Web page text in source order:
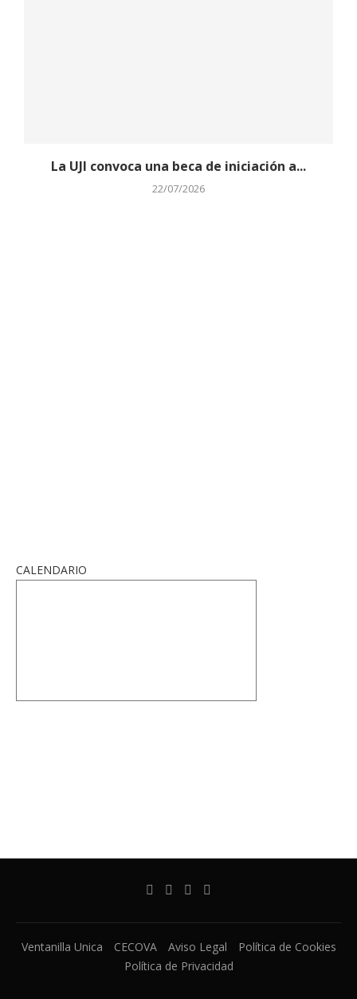
La UJI convoca una beca de iniciación a...
22/07/2026
CALENDARIO
Ventanilla Unica CECOVA Aviso Legal
Política de Cookies
Política de Privacidad